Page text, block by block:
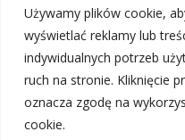
Używamy plików cookie,
wyświetlać reklamy lub
indywidualnych potrzeb
ruch na stronie. Kliknięcie
oznacza zgodę na
cookie.
Składy Club Brugge
graczy i taktyki
2 lutego, 2026